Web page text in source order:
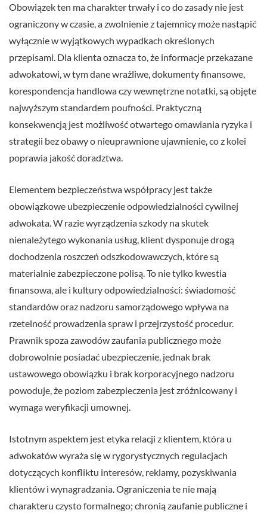
Obowiązek ten ma charakter trwały i co do zasady nie jest
ograniczony w czasie, a zwolnienie z tajemnicy może nastąpić
wyłącznie w wyjątkowych wypadkach określonych
przepisami. Dla klienta oznacza to, że informacje przekazane
adwokatowi, w tym dane wrażliwe, dokumenty finansowe,
korespondencja handlowa czy wewnętrzne notatki, są objęte
najwyższym standardem poufności. Praktyczną
konsekwencją jest możliwość otwartego omawiania ryzyka i
strategii bez obawy o nieuprawnione ujawnienie, co z kolei
poprawia jakość doradztwa.
Elementem bezpieczeństwa współpracy jest także
obowiązkowe ubezpieczenie odpowiedzialności cywilnej
adwokata. W razie wyrządzenia szkody na skutek
nienależytego wykonania usług, klient dysponuje drogą
dochodzenia roszczeń odszkodowawczych, które są
materialnie zabezpieczone polisą. To nie tylko kwestia
finansowa, ale i kultury odpowiedzialności: świadomość
standardów oraz nadzoru samorządowego wpływa na
rzetelność prowadzenia spraw i przejrzystość procedur.
Prawnik spoza zawodów zaufania publicznego może
dobrowolnie posiadać ubezpieczenie, jednak brak
ustawowego obowiązku i brak korporacyjnego nadzoru
powoduje, że poziom zabezpieczenia jest zróżnicowany i
wymaga weryfikacji umownej.
Istotnym aspektem jest etyka relacji z klientem, która u
adwokatów wyraża się w rygorystycznych regulacjach
dotyczących konfliktu interesów, reklamy, pozyskiwania
klientów i wynagradzania. Ograniczenia te nie mają
charakteru czysto formalnego; chronią zaufanie publiczne i